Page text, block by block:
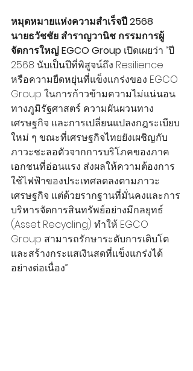
หมุดหมายแห่งความสำเร็จปี 2568
นายธวัชชัย สำราญวานิช กรรมการผู้
จัดการใหญ่ EGCO Group เปิดเผยว่า “ปี
2568 นับเป็นปีที่พิสูจน์ถึง Resilience
หรือความยืดหยุ่นที่แข็งแกร่งของ EGCO
Group ในการก้าวข้ามความไม่แน่นอน
ทางภูมิรัฐศาสตร์ ความผันผวนทาง
เศรษฐกิจ และการเปลี่ยนแปลงกฎระเบียบ
ใหม่ ๆ ขณะที่เศรษฐกิจไทยยังเผชิญกับ
ภาวะชะลอตัวจากการบริโภคของภาค
เอกชนที่อ่อนแรง ส่งผลให้ความต้องการ
ใช้ไฟฟ้าของประเทศลดลงตามภาวะ
เศรษฐกิจ แต่ด้วยรากฐานที่มั่นคงและการ
บริหารจัดการสินทรัพย์อย่างมีกลยุทธ์
(Asset Recycling) ทำให้ EGCO
Group สามารถรักษาระดับการเติบโต
และสร้างกระแสเงินสดที่แข็งแกร่งได้
อย่างต่อเนื่อง”